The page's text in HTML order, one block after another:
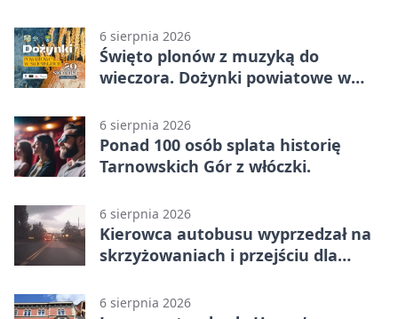
6 sierpnia 2026
Święto plonów z muzyką do
wieczora. Dożynki powiatowe w
6 sierpnia 2026
Ponad 100 osób splata historię
Tarnowskich Gór z włóczki.
6 sierpnia 2026
Kierowca autobusu wyprzedzał na
skrzyżowaniach i przejściu dla
6 sierpnia 2026